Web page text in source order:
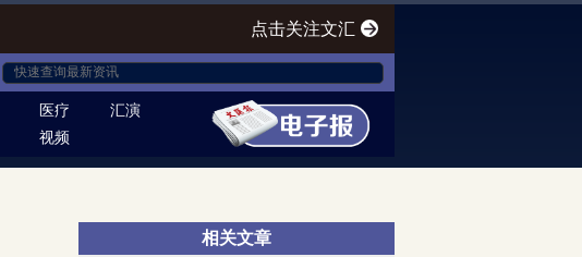
点击关注文汇
医疗
汇演
视频
相关文章